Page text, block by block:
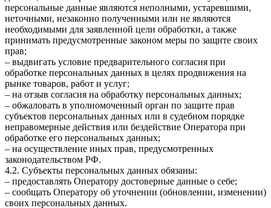
персональные данные являются неполными, устаревшими,
неточными, незаконно полученными или не являются
необходимыми для заявленной цели обработки, а также
принимать предусмотренные законом меры по защите своих
прав;
– выдвигать условие предварительного согласия при
обработке персональных данных в целях продвижения на
рынке товаров, работ и услуг;
– на отзыв согласия на обработку персональных данных;
– обжаловать в уполномоченный орган по защите прав
субъектов персональных данных или в судебном порядке
неправомерные действия или бездействие Оператора при
обработке его персональных данных;
– на осуществление иных прав, предусмотренных
законодательством РФ.
4.2. Субъекты персональных данных обязаны:
– предоставлять Оператору достоверные данные о себе;
– сообщать Оператору об уточнении (обновлении, изменении)
своих персональных данных.